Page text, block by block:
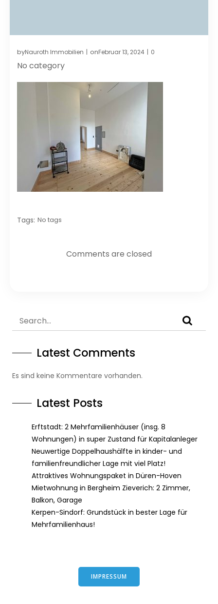
byNauroth Immobilien | onFebruar 13, 2024 | 0
No category
Tags: No tags
Comments are closed
Latest Comments
Es sind keine Kommentare vorhanden.
Latest Posts
Erftstadt: 2 Mehrfamilienhäuser (insg. 8
Wohnungen) in super Zustand für Kapitalanleger
Neuwertige Doppelhaushälfte in kinder- und
familienfreundlicher Lage mit viel Platz!
Attraktives Wohnungspaket in Düren-Hoven
Mietwohnung in Bergheim Zieverich: 2 Zimmer,
Balkon, Garage
Kerpen-Sindorf: Grundstück in bester Lage für
Mehrfamilienhaus!
IMPRESSUM